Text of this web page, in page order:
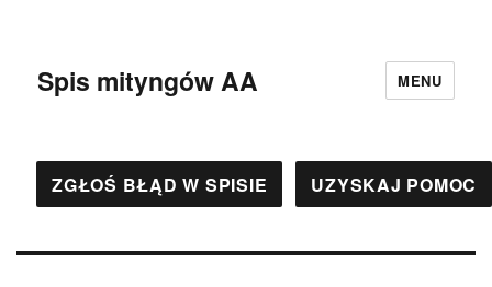
Spis mityngów AA MENU
ZGŁOŚ BŁĄD W SPISIE UZYSKAJ POMOC